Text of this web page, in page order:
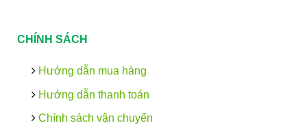
CHÍNH SÁCH
Hướng dẫn mua hàng
Hướng dẫn thanh toán
Chính sách vận chuyển